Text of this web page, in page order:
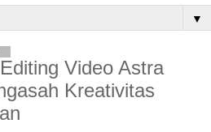
▼
Video Astra
Kreativitas